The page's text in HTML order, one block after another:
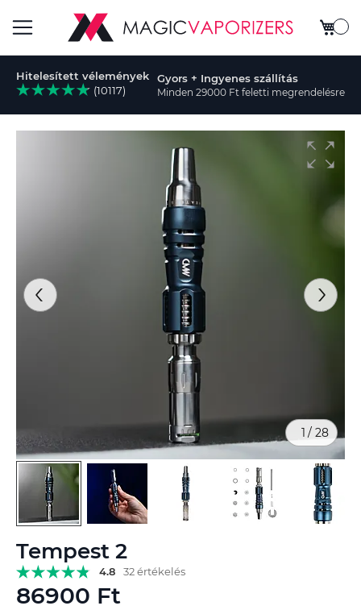
Nav
Hitelesített vélemények
(10117)
Gyors + Ingyenes szállítás
Minden 29000 Ft feletti megrendelésre
Tempest 2
4.8 32 értékelés
86900 Ft
1 / 28
a
képgaléria
elejére